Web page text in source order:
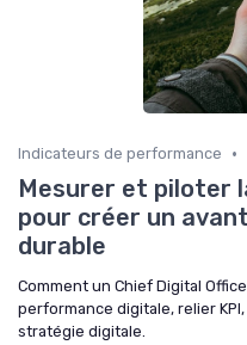
Indicateurs de performance •
Mesurer et piloter
pour créer un
durable
Comment un Chief Digital
performance digitale, relier
stratégie digitale.